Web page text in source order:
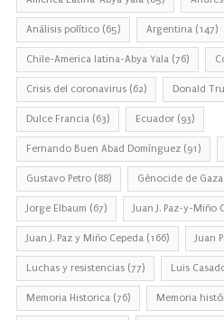
Análisis político (65) Argentina (147)
Chile-America latina-Abya Yala (76)
Crisis del coronavirus (62) Donald
Dulce Francia (63) Ecuador (93)
Fernando Buen Abad Domínguez (91)
Gustavo Petro (88) Génocide de Gaza
Jorge Elbaum (67) Juan J. Paz-y-Miño
Juan J. Paz y Miño Cepeda (166) Juan
Luchas y resistencias (77) Luis
Memoria Historica (76) Memoria